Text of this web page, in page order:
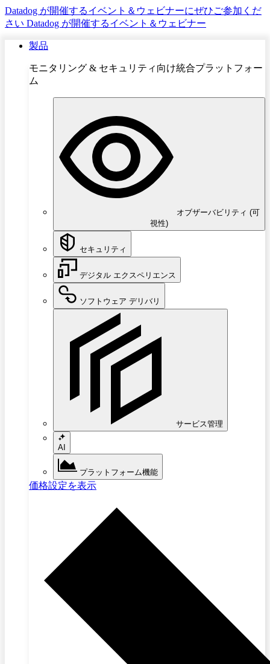
Datadog が開催するイベント＆ウェビナーにぜひご参加くだ
さい Datadog が開催するイベント＆ウェビナー
製品
モニタリング & セキュリティ向け統合プラットフォー
ム
オブザーバビリティ (可
視性)
セキュリティ
デジタル エクスペリエンス
ソフトウェア デリバリ
サービス管理
AI
プラットフォーム機能
価格設定を表示